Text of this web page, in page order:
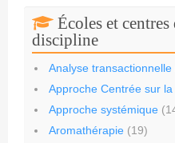
Écoles et
discipline
Analyse transactionnelle
Approche Centrée sur
Approche systémique
Aromathérapie (19)